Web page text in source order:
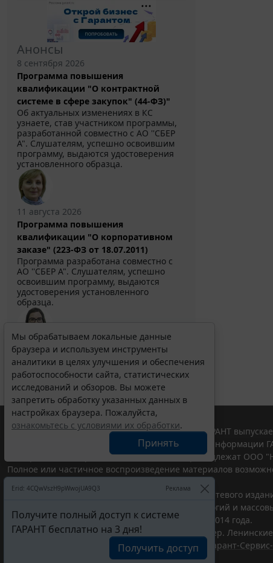
Анонсы
8 сентября 2026
Программа повышения
квалификации "О контрактной
системе в сфере закупок" (44-ФЗ)"
Об актуальных изменениях в КС
узнаете, став участником программы,
разработанной совместно с АО ''СБЕР
А". Слушателям, успешно освоившим
программу, выдаются удостоверения
установленного образца.
11 августа 2026
Программа повышения
квалификации "О корпоративном
заказе" (223-ФЗ от 18.07.2011)
Программа разработана совместно с
АО ''СБЕР А". Слушателям, успешно
освоившим программу, выдаются
удостоверения установленного
образца.
Выберите тему программы повышения квалификации
для юристов ...
Мы обрабатываем локальные данные
браузера и используем инструменты
аналитики в целях улучшения и обеспечения
работоспособности сайта, статистических
исследований и обзоров. Вы можете
запретить обработку указанных данных в
настройках браузера. Пожалуйста,
ознакомьтесь с условиями их обработки.
Принять
Erid: 4CQwVszH9pWwojUA9Q3 Реклама
Получите полный доступ к системе
ГАРАНТ бесплатно на 3 дня!
Получить доступ
© ООО "НПП "ГАРАНТ-СЕРВИС", 2026. Система ГАРАНТ
участниками Российской ассоциации правовой информации
Все права на материалы сайта ГАРАНТ.РУ принадлежат
Полное или частичное воспроизведение материалов
Портал ГАРАНТ.РУ зарегистрирован в качестве сетевого
надзору в сфере связи,информационных технологий и
(Роскомнадзором), Эл № ФС77-58365 от 18 июня 2014 года.
ООО "НПП "ГАРАНТ-СЕРВИС", 119234, г. Москва, тер.
Разработчик ЭПС Система ГАРАНТ – ООО "НПП "
Гарант-